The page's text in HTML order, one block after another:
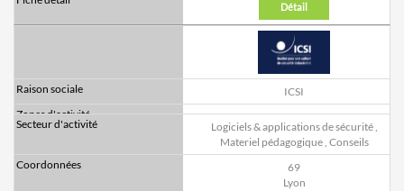
Détail
ICSI
Logiciels & applications de sécurité,
Materiel pédagogique, Conseils
69
Lyon